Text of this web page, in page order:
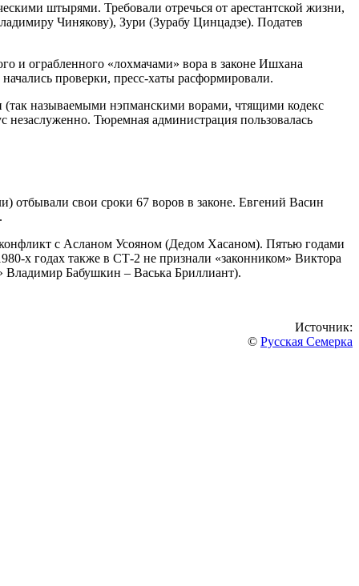
штырями. Требовали отречься от арестантской жизни,
Чинякову), Зури (Зурабу Цинцадзе). Податев
и ограбленного «лохмачами» вора в законе Ишхана
проверки, пресс-хаты расформировали.
называемыми нэпманскими ворами, чтящими кодекс
Тюремная администрация пользовалась
отбывали свои сроки 67 воров в законе. Евгений Васин
с Асланом Усояном (Дедом Хасаном). Пятью годами
х годах также в СТ-2 не признали «законником» Виктора
Владимир Бабушкин – Васька Бриллиант).
Источник:
© Русская Семерка